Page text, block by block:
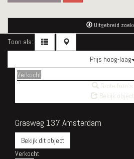
Uitgebreid
Toon als:
Prijs hoog-laag
Verkocht
Grote foto's
Bekijk object
Grasweg 137 Amsterdam
Bekijk dit object
Verkocht